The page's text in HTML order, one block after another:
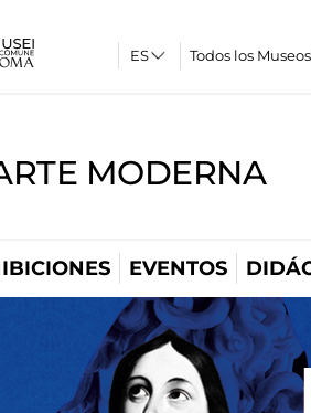
Todos los
MODERNA
EVENTOS